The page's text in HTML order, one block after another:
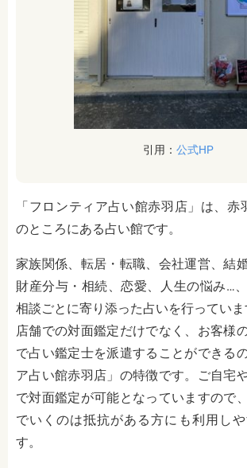
引用： 公式HP
「フロンティア占い館赤羽店」は、赤
のところにある占い館です。
家族関係、転居・転職、会社運営、結
財産分与・相続、恋愛、人生の悩み…
相談ごとに寄り添った占いを行っていま
店舗での対面鑑定だけでなく、お客様
で占い鑑定士を派遣することができる
ア占い館赤羽店」の特徴です。ご自宅
で対面鑑定が可能となっていますので
でいくのは抵抗がある方にも利用し
す。